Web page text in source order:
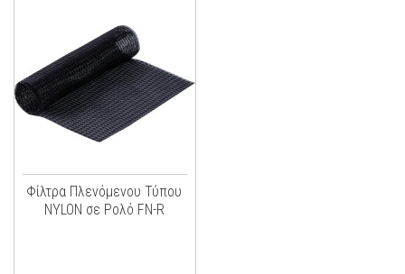
Φίλτρα Πλενόμενου Τύπου
NYLON σε Ρολό FN-R